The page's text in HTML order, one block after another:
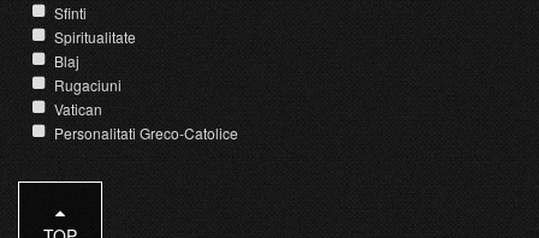
Sfinti
Spiritualitate
Blaj
Rugaciuni
Vatican
Personalitati Greco-Catolice